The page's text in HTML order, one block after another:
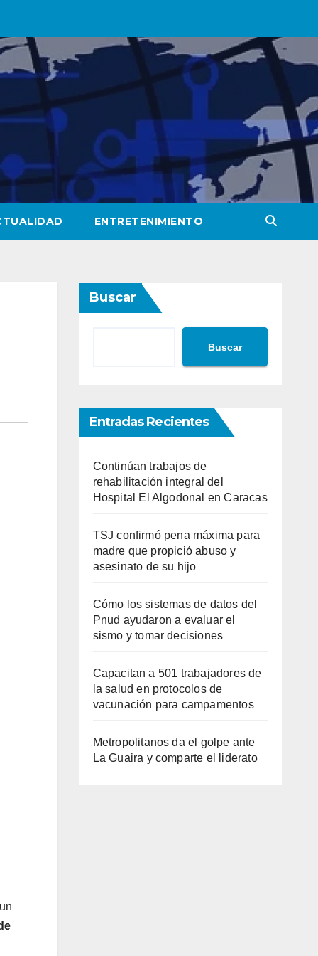
ENTRETENIMIENTO
Buscar
Buscar
Entradas Recientes
Continúan trabajos de
rehabilitación integral del
Hospital El Algodonal en Caracas
TSJ confirmó pena máxima para
madre que propició abuso y
asesinato de su hijo
Cómo los sistemas de datos del
Pnud ayudaron a evaluar el
sismo y tomar decisiones
Capacitan a 501 trabajadores de
la salud en protocolos de
vacunación para campamentos
Metropolitanos da el golpe ante
La Guaira y comparte el liderato